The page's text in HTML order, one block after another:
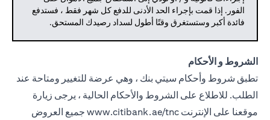
الفور. إذا قمت بإجراء الحد الأدنى للدفع كل شهر فقط ، فستدفع
فائدة أكبر وستستغرق وقتًا أطول لسداد رصيدك المستحق.
الشروط و الأحكام
تطبق شروط وأحكام سيتي بنك ، وهي عرضة للتغيير ومتاحة عند
الطلب. للاطلاع على الشروط والأحكام الحالية ، يرجى زيارة
موقعنا على الإنترنت www.citibank.ae/tnc جميع العروض